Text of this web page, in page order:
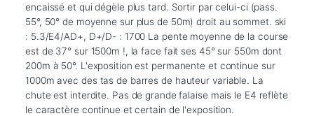
encaissé et qui dégèle plus tard. Sortir par celui-ci (pass.
55°, 50° de moyenne sur plus de 50m) droit au sommet. ski
: 5.3/E4/AD+, D+/D- : 1700 La pente moyenne de la course
est de 37° sur 1500m !, la face fait ses 45° sur 550m dont
200m à 50°. L'exposition est permanente et continue sur
1000m avec des tas de barres de hauteur variable. La
chute est interdite. Pas de grande falaise mais le E4 reflète
le caractère continue et certain de l'exposition.